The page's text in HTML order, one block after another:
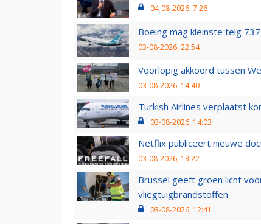
04-08-2026, 7:26
Boeing mag kleinste telg
03-08-2026, 22:54
Voorlopig akkoord tussen
03-08-2026, 14:40
Turkish Airlines verplaatst
03-08-2026, 14:03
Netflix publiceert nieuwe
03-08-2026, 13:22
Brussel geeft groen licht
vliegtuigbrandstoffen
03-08-2026, 12:41